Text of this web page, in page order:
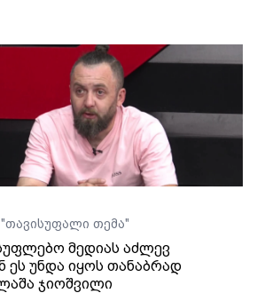
"თავისუფალი თემა"
მედიას აძლევ
ეს უნდა იყოს თანაბრად
ჯიოშვილი